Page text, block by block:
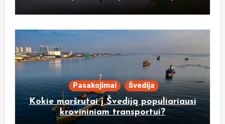
Pasakojimai Švedija
Kokie maršrutai į Švediją populiariausi
krovininiam transportui?